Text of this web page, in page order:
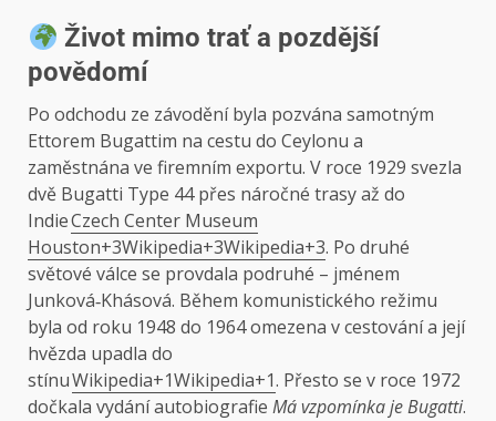
Život mimo trať a pozdější
povědomí
Po odchodu ze závodění byla pozvána samotným
Ettorem Bugattim na cestu do Ceylonu a
zaměstnána ve firemním exportu. V roce 1929 svezla
dvě Bugatti Type 44 přes náročné trasy až do
IndieCzech Center Museum
Houston+3Wikipedia+3Wikipedia+3. Po druhé
světové válce se provdala podruhé – jménem
Junková‑Khásová. Během komunistického režimu
byla od roku 1948 do 1964 omezena v cestování a její
hvězda upadla do
stínuWikipedia+1Wikipedia+1. Přesto se v roce 1972
dočkala vydání autobiografie Má vzpomínka je Bugatti.